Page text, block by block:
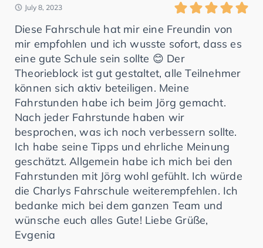
July 8, 2023
Diese Fahrschule hat mir eine Freundin von
mir empfohlen und ich wusste sofort, dass es
eine gute Schule sein sollte 😊 Der
Theorieblock ist gut gestaltet, alle Teilnehmer
können sich aktiv beteiligen. Meine
Fahrstunden habe ich beim Jörg gemacht.
Nach jeder Fahrstunde haben wir
besprochen, was ich noch verbessern sollte.
Ich habe seine Tipps und ehrliche Meinung
geschätzt. Allgemein habe ich mich bei den
Fahrstunden mit Jörg wohl gefühlt. Ich würde
die Charlys Fahrschule weiterempfehlen. Ich
bedanke mich bei dem ganzen Team und
wünsche euch alles Gute! Liebe Grüße,
Evgenia